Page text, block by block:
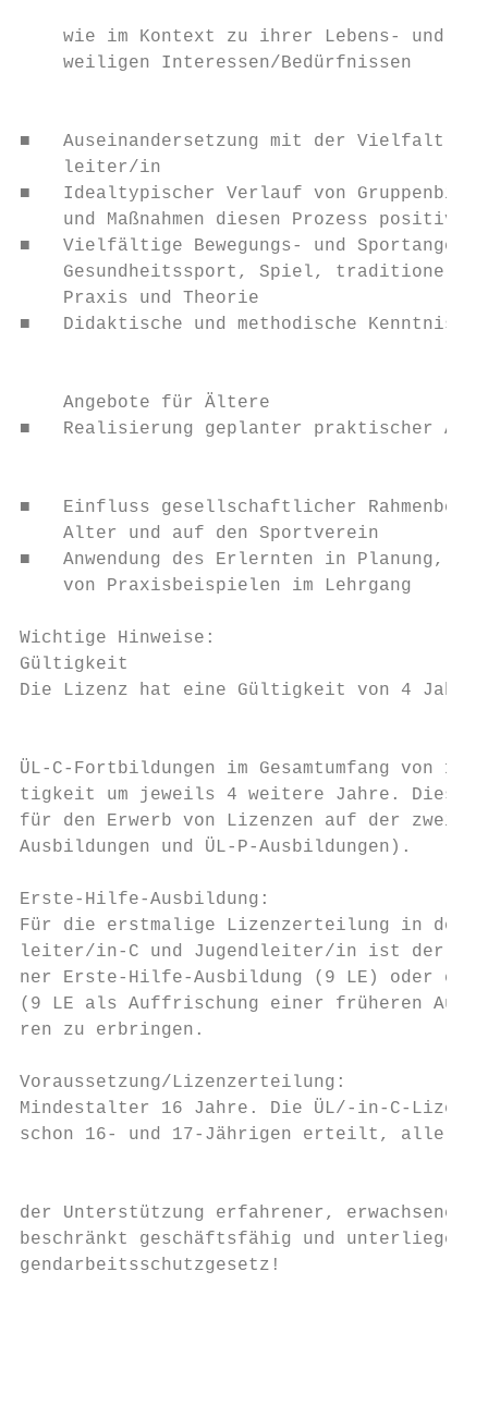
wie im Kontext zu ihrer Lebens- und
    weiligen Interessen/Bedürfnissen
■   Auseinandersetzung mit der Vielfalt an
    leiter/in
■   Idealtypischer Verlauf von
und Maßnahmen diesen Prozess positiv
■   Vielfältige Bewegungs- und
Gesundheitssport, Spiel, traditionelle
    Praxis und Theorie
■   Didaktische und methodische
    Angebote für Ältere
■   Realisierung geplanter praktischer
■   Einfluss gesellschaftlicher
    Alter und auf den Sportverein
■   Anwendung des Erlernten in Planung,
    von Praxisbeispielen im Lehrgang
Wichtige Hinweise:
Gültigkeit
Die Lizenz hat eine Gültigkeit von 4
ÜL-C-Fortbildungen im Gesamtumfang von
tigkeit um jeweils 4 weitere Jahre. Diese
für den Erwerb von Lizenzen auf der
Ausbildungen und ÜL-P-Ausbildungen).
Erste-Hilfe-Ausbildung:
Für die erstmalige Lizenzerteilung in den
leiter/in-C und Jugendleiter/in ist der
ner Erste-Hilfe-Ausbildung (9 LE) oder
(9 LE als Auffrischung einer früheren
ren zu erbringen.
Voraussetzung/Lizenzerteilung:
Mindestalter 16 Jahre. Die ÜL/-in-C-
schon 16- und 17-Jährigen erteilt,
der Unterstützung erfahrener, erwachsener
beschränkt geschäftsfähig und unterliegen
gendarbeitsschutzgesetz!